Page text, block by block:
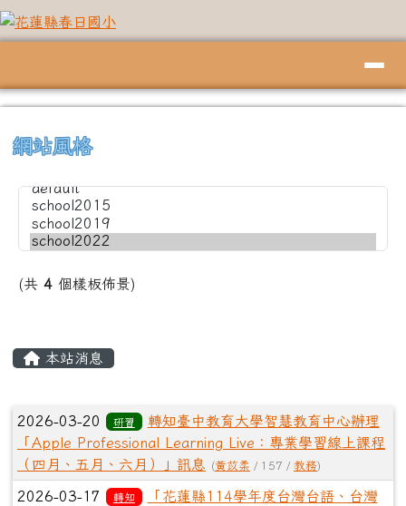
跳至主內容區
花蓮縣春日國小
網站風格
(共 4 個樣板佈景)
本站消息
文章列表
2026-03-20 研習
轉知臺中教育大學智慧教育中心辦理
「Apple Professional Learning Live：專業學習線上課程
（四月、五月、六月）」訊息
(黃苡柔 / 157 / 教務)
2026-03-17 轉知
「花蓮縣114學年度台灣台語、台灣